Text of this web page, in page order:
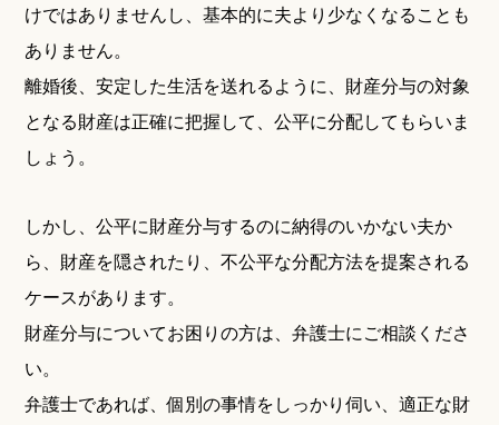
けではありませんし、基本的に夫より少なくなることも
ありません。
離婚後、安定した生活を送れるように、財産分与の対象
となる財産は正確に把握して、公平に分配してもらいま
しょう。
しかし、公平に財産分与するのに納得のいかない夫か
ら、財産を隠されたり、不公平な分配方法を提案される
ケースがあります。
財産分与についてお困りの方は、弁護士にご相談くださ
い。
弁護士であれば、個別の事情をしっかり伺い、適正な財